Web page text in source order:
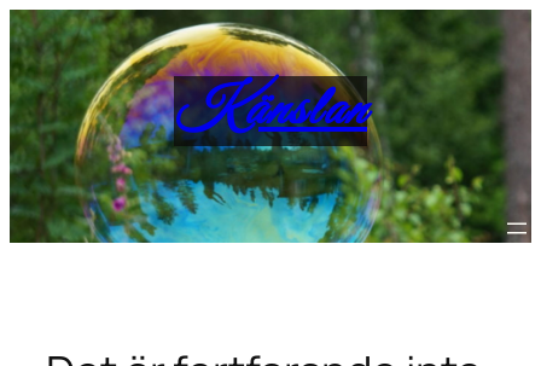
Hoppa
till
innehåll
Känslan